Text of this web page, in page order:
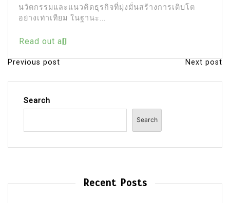
นวัตกรรมและแนวคิดธุรกิจที่มุ่งมั่นสร้างการเติบโต
อย่างเท่าเทียม ในฐานะ...
Read out all
P
o
a
Previous post Next post
Search
Search
Recent Posts